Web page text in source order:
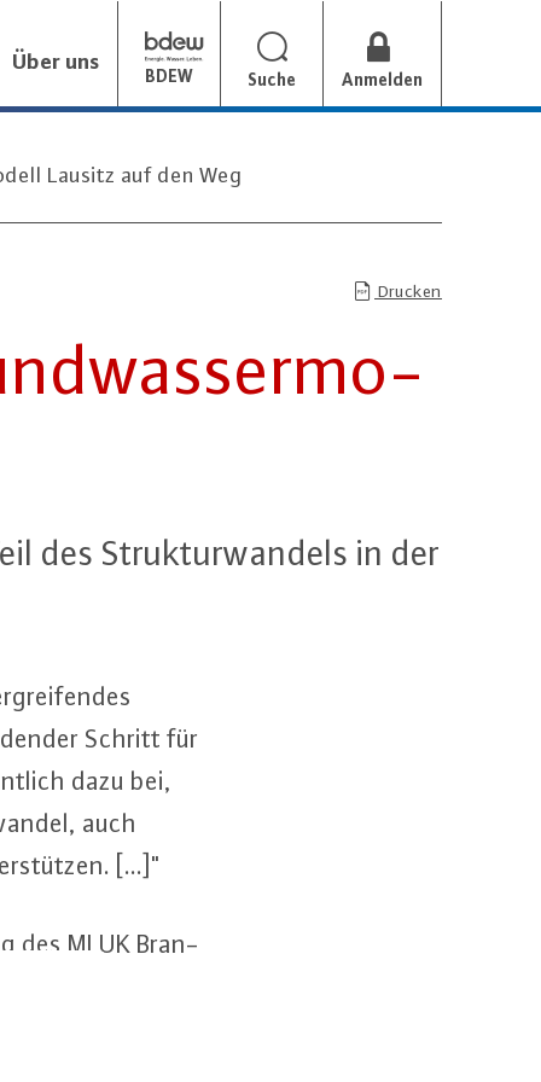
Über uns
BDEW Suche Anmelden
Lausitz auf den Weg
Drucken
des Struk­tur­wan­dels in der
Schritt für
dazu bei,
auch
[...]"
des MLUK Bran­